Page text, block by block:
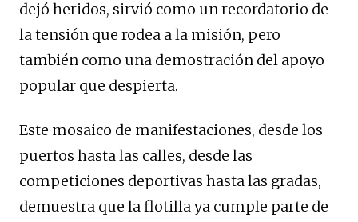
dejó heridos, sirvió como un recordatorio de
la tensión que rodea a la misión, pero
también como una demostración del apoyo
popular que despierta.
Este mosaico de manifestaciones, desde los
puertos hasta las calles, desde las
competiciones deportivas hasta las gradas,
demuestra que la flotilla ya cumple parte de